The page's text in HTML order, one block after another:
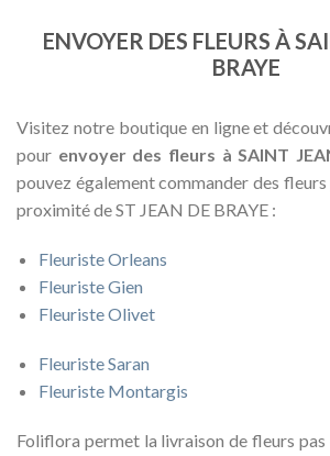
ENVOYER DES FLEURS À
BRAYE
Visitez notre boutique en ligne et
pour envoyer des fleurs à SAINT
pouvez également commander des
proximité de ST JEAN DE BRAYE :
Fleuriste Orleans
Fleuriste Gien
Fleuriste Olivet
Fleuriste Saran
Fleuriste Montargis
Foliflora permet la livraison de fleurs pas